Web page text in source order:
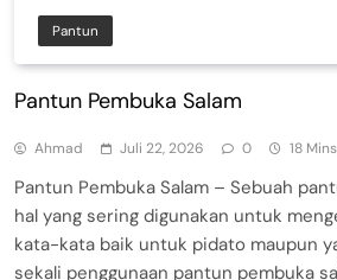
Pantun
Pantun Pembuka Salam
Ahmad Juli 22, 2026 0 18 Mins
Pantun Pembuka Salam – Sebuah
hal yang sering digunakan untuk
kata-kata baik untuk pidato maupun
sekali penggunaan pantun pembuka